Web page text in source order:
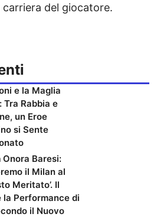
del giocatore.
e la Maglia
Tra Rabbia e
un Eroe
si Sente
Onora Baresi:
il Milan al
Meritato’. Il
la Performance di
il Nuovo